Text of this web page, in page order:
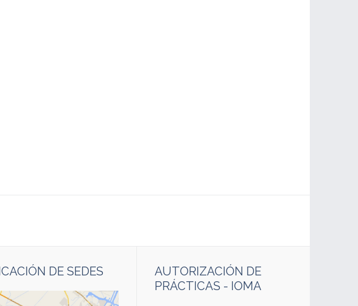
DE SEDES
AUTORIZACIÓN DE
PRÁCTICAS - IOMA